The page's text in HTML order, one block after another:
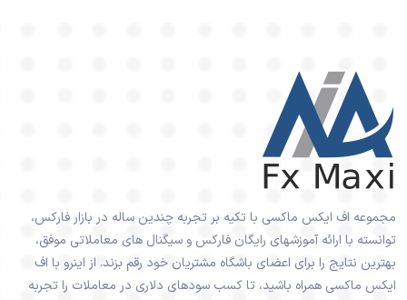
مجموعه اف ایکس ماکسی با تکیه بر تجربه چندین ساله در بازار فارکس،
توانسته با ارائه آموزشهای رایگان فارکس و سیگنال های معاملاتی موفق،
بهترین نتایج را برای اعضای باشگاه مشتریان خود رقم بزند. از اینرو با اف
ایکس ماکسی همراه باشید، تا کسب سودهای دلاری در معاملات را تجربه